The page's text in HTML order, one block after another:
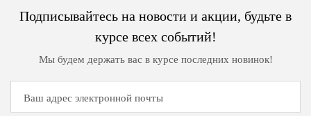
Подписывайтесь на новости и акции, будьте в
курсе всех событий!
Мы будем держать вас в курсе последних новинок!